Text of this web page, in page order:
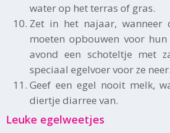
water op het terras of gras.
Zet in het najaar, wanneer
moeten opbouwen voor
avond een schoteltje met
speciaal egelvoer voor ze neer.
Geef een egel nooit melk,
diertje diarree van.
Leuke egelweetjes